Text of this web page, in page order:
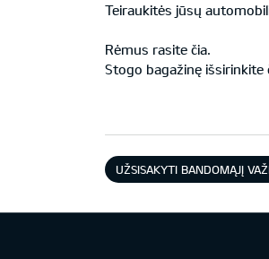
Teiraukitės jūsų
Rėmus rasite čia.
Stogo bagažinę išsirinkite
UŽSISAKYTI BANDOMĄJĮ